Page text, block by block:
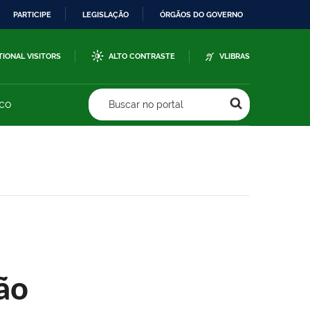
PARTICIPE LEGISLAÇÃO ÓRGÃOS DO GOVERNO
VISITORS ALTO CONTRASTE VLIBRAS
Buscar no portal